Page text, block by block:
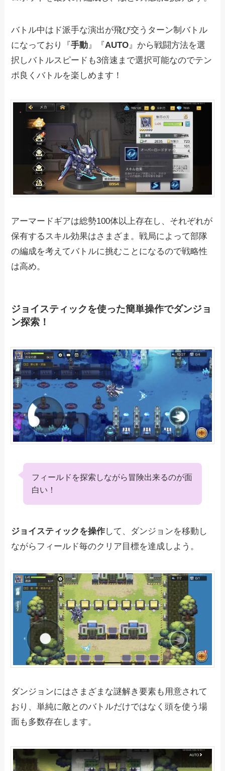
バトル中はド派手な演出が飛び交うターン制バトル
になっており『手動』『AUTO』から戦闘方法を選
択しバトルスピードも3倍速まで選択可能なのでテン
ポ良くバトルを楽しめます！
アーマードギアは総勢100体以上存在し、それぞれが
保有するスキル効果はさまざま。戦局によって部隊
の編成を考えてバトルに挑むことになるので戦略性
は高め。
ジョイスティックを使った簡単操作でダンジョ
ン探索！
フィールドを探索しながら冒険出来るのが面
白い！
ジョイスティックを操作して、ダンジョンを移動し
ながらフィールド毎のクリア目標を達成しよう。
ダンジョンにはさまざまな謎解き要素も用意されて
おり、単純に敵とのバトルだけではなく頭を使う場
面も多数存在します。